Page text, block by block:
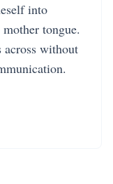
into
tongue.
across without